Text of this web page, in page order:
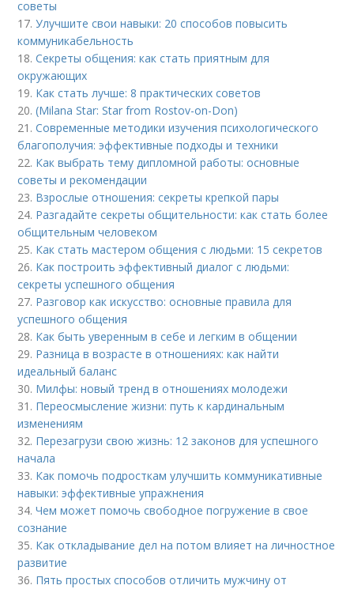
советы
17.Улучшите свои навыки: 20 способов повысить
коммуникабельность
18.Секреты общения: как стать приятным для
окружающих
19. Как стать лучше: 8 практических советов
20.(Milana Star: Star from Rostov-on-Don)
21.Современные методики изучения психологического
благополучия: эффективные подходы и техники
22. Как выбрать тему дипломной работы: основные
советы и рекомендации
23. Взрослые отношения: секреты крепкой пары
24. Разгадайте секреты общительности: как стать более
общительным человеком
25. Как стать мастером общения с людьми: 15 секретов
26. Как построить эффективный диалог с людьми:
секреты успешного общения
27. Разговор как искусство: основные правила для
успешного общения
28. Как быть уверенным в себе и легким в общении
29. Разница в возрасте в отношениях: как найти
идеальный баланс
30. Милфы: новый тренд в отношениях молодежи
31. Переосмысление жизни: путь к кардинальным
изменениям
32. Перезагрузи свою жизнь: 12 законов для успешного
начала
33. Как помочь подросткам улучшить коммуникативные
навыки: эффективные упражнения
34.Чем может помочь свободное погружение в свое
сознание
35. Как откладывание дел на потом влияет на личностное
развитие
36. Пять простых способов отличить мужчину от